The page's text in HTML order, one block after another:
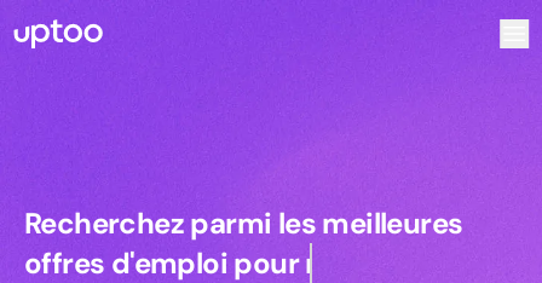
Recherchez parmi les meilleures
Recherchez parmi les meilleures
offres d'emploi pourmanagers